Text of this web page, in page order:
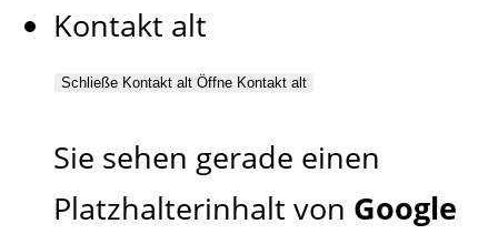
Kontakt alt
Schließe Kontakt alt Öffne Kontakt alt
Sie sehen gerade einen
Platzhalterinhalt von Google